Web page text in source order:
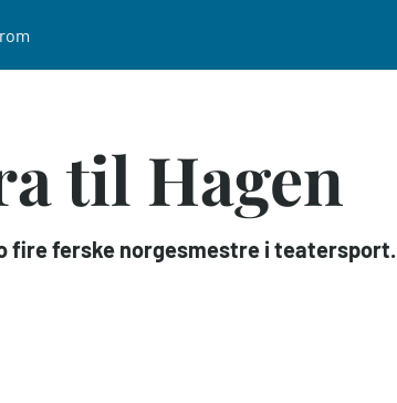
til Hagen
fire ferske norgesmestre i teatersport.